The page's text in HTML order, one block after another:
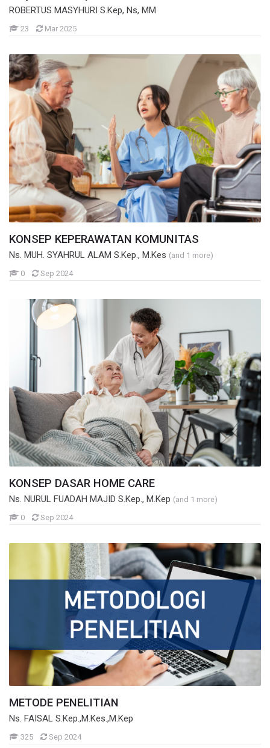
ROBERTUS MASYHURI S.Kep, Ns, MM
23 Mahasiswa
Mar 2025
KONSEP KEPERAWATAN KOMUNITAS
Ns. MUH. SYAHRUL ALAM S.Kep., M.Kes (and 1 more)
0Mahasiswa
Sep 2024
KONSEP DASAR HOME CARE
Ns. NURUL FUADAH MAJID S.Kep., M.Kep (and 1 more)
0Mahasiswa
Sep 2024
METODE PENELITIAN
Ns. FAISAL S.Kep.,M.Kes.,M.Kep
325Mahasiswa
Sep 2024